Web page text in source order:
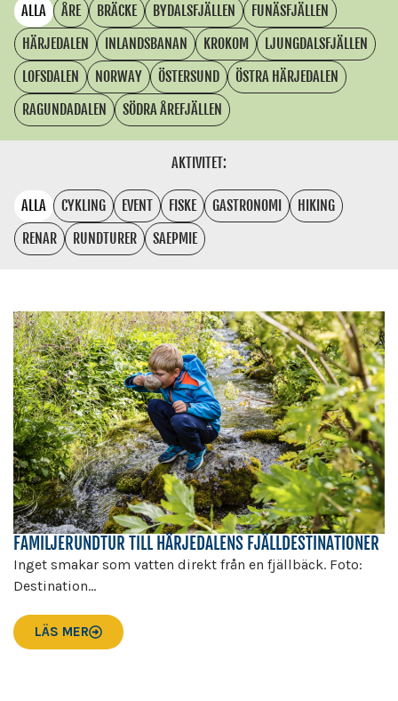
ÅRE BRÄCKE BYDALSFJÄLLEN
FUNÄSFJÄLLEN
HÄRJEDALEN
INLANDSBANAN KROKOM
LJUNGDALSFJÄLLEN
LOFSDALEN
NORWAY ÖSTERSUND
ÖSTRA HÄRJEDALEN
RAGUNDADALEN
SÖDRA ÅREFJÄLLEN
ALLA
AKTIVITET:
CYKLING EVENT FISKE GASTRONOMI
HIKING
RENAR
RUNDTURER SAEPMIE
ALLA
FAMILJERUNDTUR TILL HÄRJEDALENS FJÄLLDESTINATIONER
Inget smakar som vatten direkt från en fjällbäck. Foto:
Destination...
LÄS MER